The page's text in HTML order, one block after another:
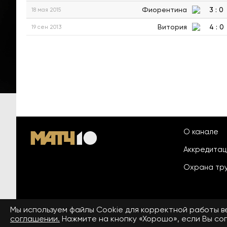
18 мая 2015 Фиорентина 3 : 0
19 сен 2013 Витория 4 : 0
О канале
Охрана
© 2026 «ООО «Национальный
спортивный телеканал»
Мы используем файлы Сookie для корректной работы
соглашении. Нажмите на кнопку «Хорошо», если Вы